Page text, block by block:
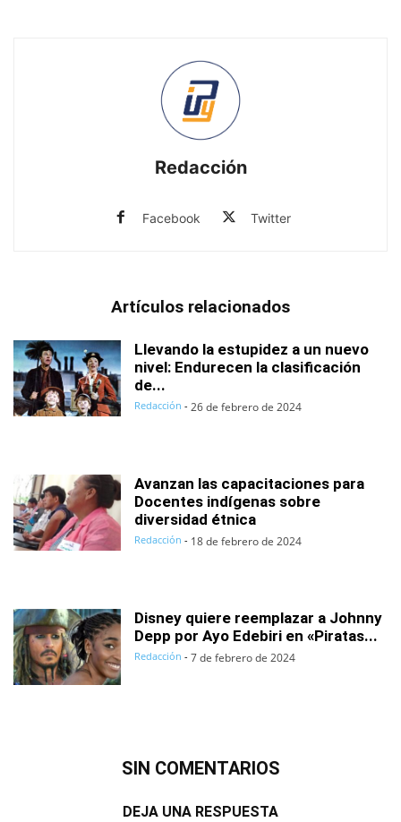
Redacción
Facebook Twitter
Artículos relacionados
Llevando la estupidez a un nuevo
nivel: Endurecen la clasificación
de...
Redacción - 26 de febrero de 2024
Avanzan las capacitaciones para
Docentes indígenas sobre
diversidad étnica
Redacción - 18 de febrero de 2024
Disney quiere reemplazar a Johnny
Depp por Ayo Edebiri en «Piratas...
Redacción - 7 de febrero de 2024
SIN COMENTARIOS
DEJA UNA RESPUESTA